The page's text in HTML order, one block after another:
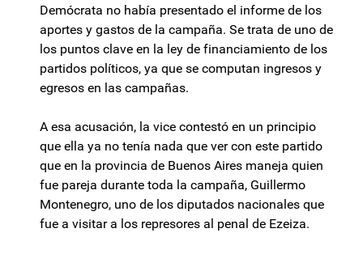
Demócrata no había presentado el informe de los
aportes y gastos de la campaña. Se trata de uno de
los puntos clave en la ley de financiamiento de los
partidos políticos, ya que se computan ingresos y
egresos en las campañas.
A esa acusación, la vice contestó en un principio
que ella ya no tenía nada que ver con este partido
que en la provincia de Buenos Aires maneja quien
fue pareja durante toda la campaña, Guillermo
Montenegro, uno de los diputados nacionales que
fue a visitar a los represores al penal de Ezeiza.